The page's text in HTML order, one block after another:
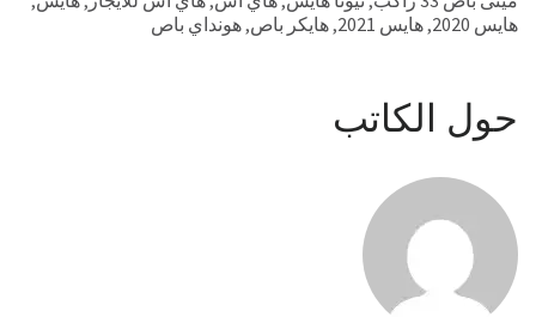
هايس 2020
,هايس 2021 ,هايكر باص,هونداي باص
حول الكاتب